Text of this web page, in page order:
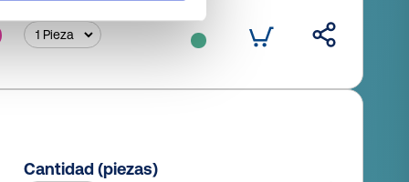
Cantidad (piezas)